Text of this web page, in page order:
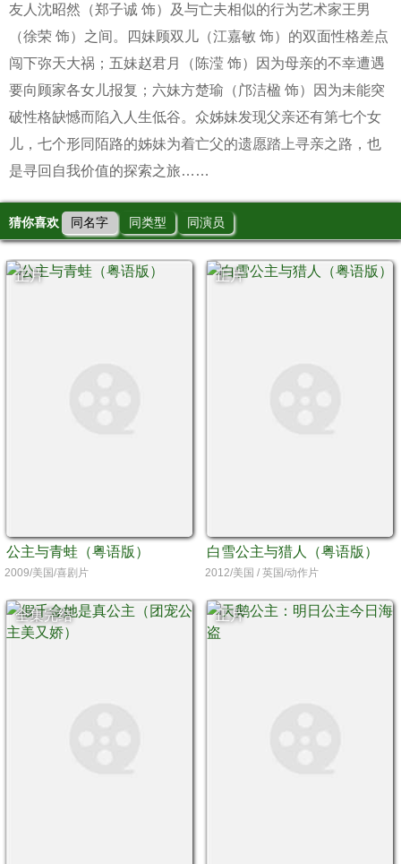
友人沈昭然（郑子诚 饰）及与亡夫相似的行为艺术家王男
（徐荣 饰）之间。四妹顾双儿（江嘉敏 饰）的双面性格差点
闯下弥天大祸；五妹赵君月（陈滢 饰）因为母亲的不幸遭遇
要向顾家各女儿报复；六妹方楚瑜（邝洁楹 饰）因为未能突
破性格缺憾而陷入人生低谷。众姊妹发现父亲还有第七个女
儿，七个形同陌路的姊妹为着亡父的遗愿踏上寻亲之路，也
是寻回自我价值的探索之旅……
猜你喜欢 同名字 同类型 同演员
正片
公主与青蛙（粤语版）
2009/美国/喜剧片
正片
白雪公主与猎人（粤语版）
2012/美国 / 英国/动作片
全集完结 正片